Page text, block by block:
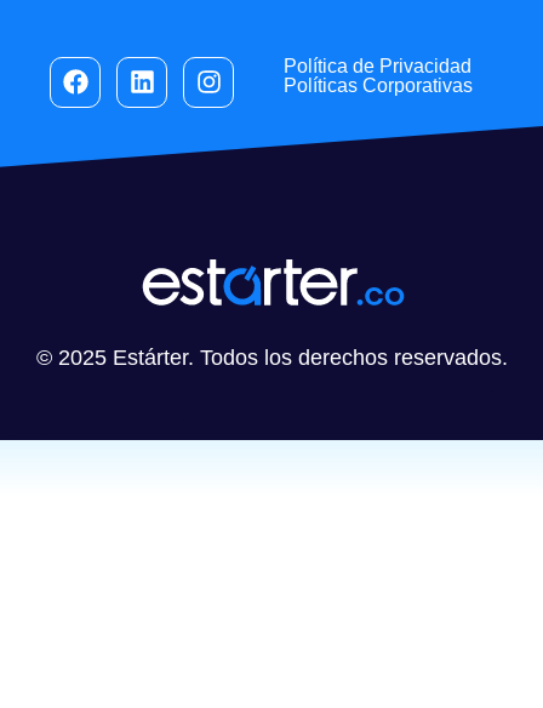
Política de Privacidad
Políticas Corporativas
© 2025 Estárter. Todos los derechos reservados.